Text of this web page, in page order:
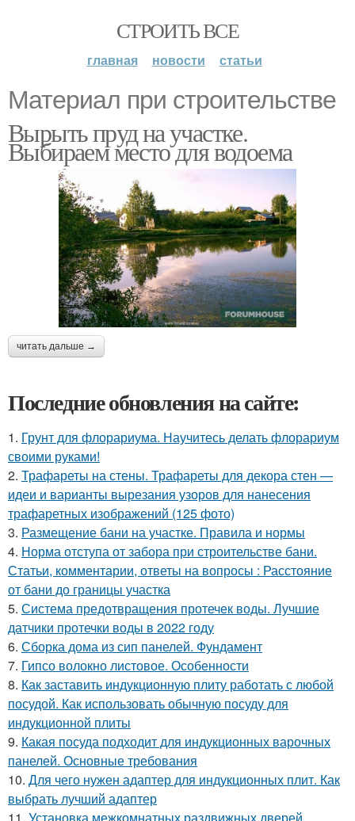
СТРОИТЬ ВСЕ
главная новости статьи
Материал при строительстве
Вырыть пруд на участке.
Выбираем место для водоема
читать дальше →
Последние обновления на сайте:
1. Грунт для флорариума. Научитесь делать флорариум
своими руками!
2. Трафареты на стены. Трафареты для декора стен —
идеи и варианты вырезания узоров для нанесения
трафаретных изображений (125 фото)
3. Размещение бани на участке. Правила и нормы
4. Норма отступа от забора при строительстве бани.
Статьи, комментарии, ответы на вопросы : Расстояние
от бани до границы участка
5. Система предотвращения протечек воды. Лучшие
датчики протечки воды в 2022 году
6. Сборка дома из сип панелей. Фундамент
7. Гипсо волокно листовое. Особенности
8. Как заставить индукционную плиту работать с любой
посудой. Как использовать обычную посуду для
индукционной плиты
9. Какая посуда подходит для индукционных варочных
панелей. Основные требования
10. Для чего нужен адаптер для индукционных плит. Как
выбрать лучший адаптер
11. Установка межкомнатных раздвижных дверей